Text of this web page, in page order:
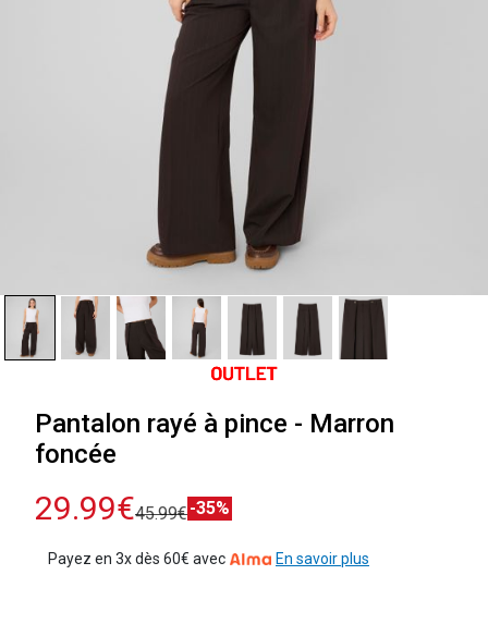
Pantalon rayé à pince - Marron
foncée
29.99€45.99€-35%
Payez en 3x dès 60€ avec En savoir plus